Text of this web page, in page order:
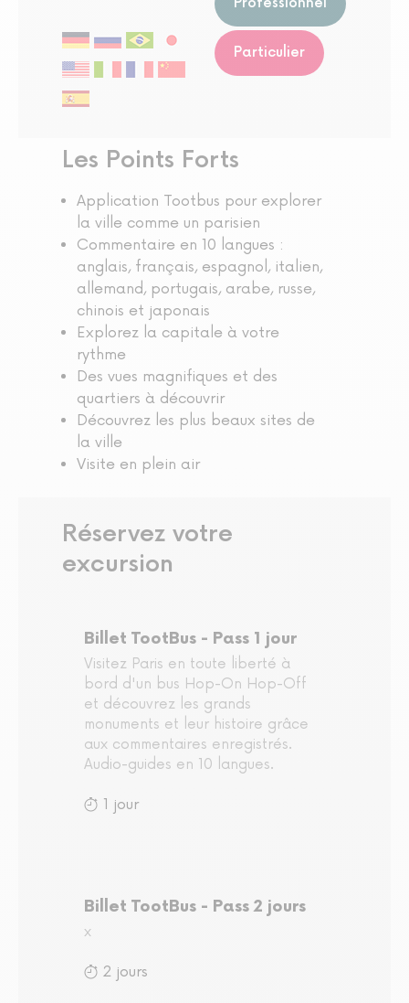
Particulier
Les Points Forts
Application Tootbus pour explorer
la ville comme un parisien
Commentaire en 10 langues :
anglais, français, espagnol, italien,
allemand, portugais, arabe, russe,
chinois et japonais
Explorez la capitale à votre
rythme
Des vues magnifiques et des
quartiers à découvrir
Découvrez les plus beaux sites de
la ville
Visite en plein air
Réservez votre
excursion
Billet TootBus - Pass 1 jour
Visitez Paris en toute liberté à
bord d'un bus Hop-On Hop-Off
et découvrez les grands
monuments et leur histoire grâce
aux commentaires enregistrés.
Audio-guides en 10 langues.
1 jour
Billet TootBus - Pass 2 jours
x
2 jours